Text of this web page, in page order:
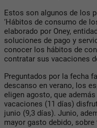
Estos son algunos de los
‘Hábitos de consumo de
elaborado por Oney,
soluciones de pago y
conocer los hábitos de
contratar sus vacaciones
Preguntados por la fecha
descanso en verano, los
eligen agosto, que
vacaciones (11 días)
junio (9,3 días). Junio,
mayor gasto debido,